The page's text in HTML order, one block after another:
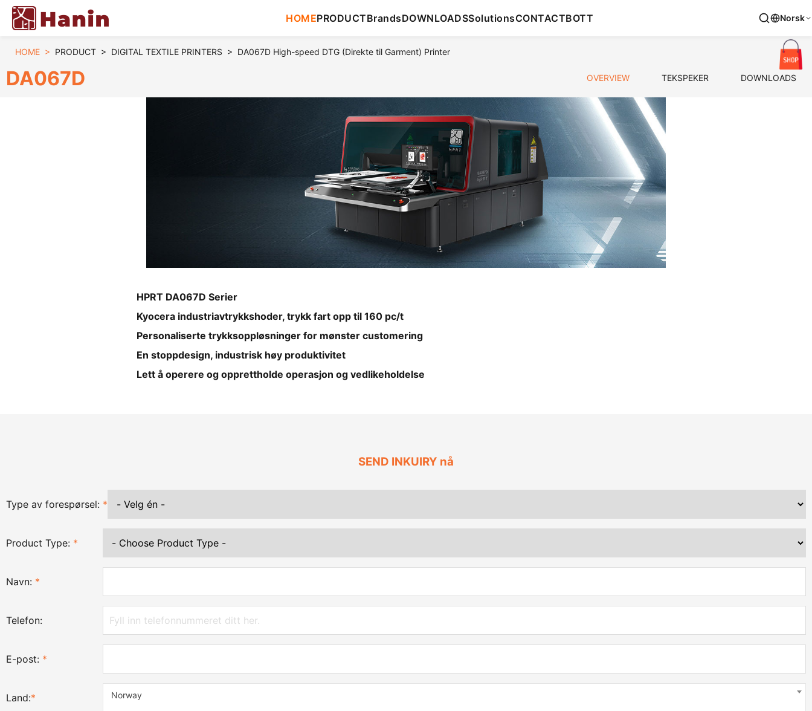
HOMEPRODUCTBrandsDOWNLOADSSolutionsCONTACTBOTT Norsk
HOME > PRODUCT > DIGITAL TEXTILE PRINTERS > DA067D High-speed DTG (Direkte til Garment) Printer
DA067D OVERVIEW TEKSPEKER DOWNLOADS
HPRT DA067D Serier
Kyocera industriavtrykkshoder, trykk fart opp til 160 pc/t
Personaliserte trykksoppløsninger for mønster customering
En stoppdesign, industrisk høy produktivitet
Lett å operere og opprettholde operasjon og vedlikeholdelse
SEND INKUIRY nå
Type av forespørsel: *
Product Type: *
Navn: *
Telefon:
E-post: *
Land:* Norway